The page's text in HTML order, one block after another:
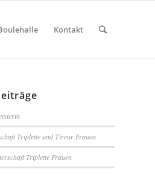
Kontakt
Triplette und Tireur Frauen
Triplette Frauen